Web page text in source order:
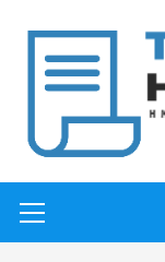
content
Menu